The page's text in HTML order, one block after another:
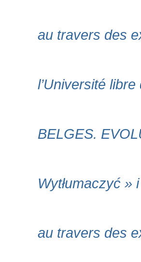
au travers des
l’Université
BELGES.
Wytłumaczyć »
au travers des